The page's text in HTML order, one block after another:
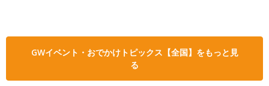
GWイベント・おでかけトピックス【全国】をもっと見
る